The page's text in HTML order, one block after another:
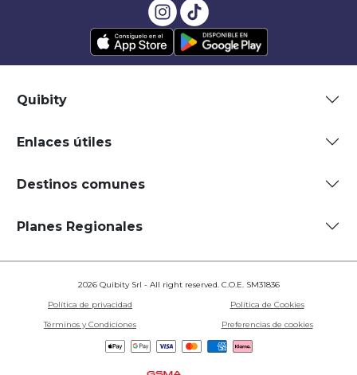
Quibity
Enlaces útiles
Destinos comunes
Planes Regionales
2026 Quibity Srl - All right reserved. C.O.E. SM31836
Política de privacidad
Política de Cookies
Términos y Condiciones
Preferencias de cookies